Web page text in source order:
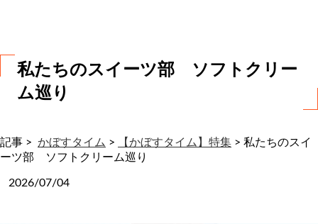
私たちのスイーツ部 ソフトクリー
ム巡り
記事 > かぼすタイム > 【かぼすタイム】特集 > 私たちのスイ
ーツ部 ソフトクリーム巡り
2026/07/04